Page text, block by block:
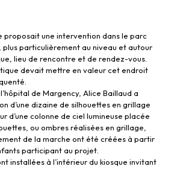
proposait une intervention dans le parc
plus particulièrement au niveau et autour
lieu de rencontre et de rendez-vous.
devait mettre en valeur cet endroit
de Margency, Alice Baillaud a
d’une dizaine de silhouettes en grillage
d’une colonne de ciel lumineuse placée
ou ombres réalisées en grillage,
de la marche ont été créées à partir
participant au projet.
installées à l’intérieur du kiosque invitant